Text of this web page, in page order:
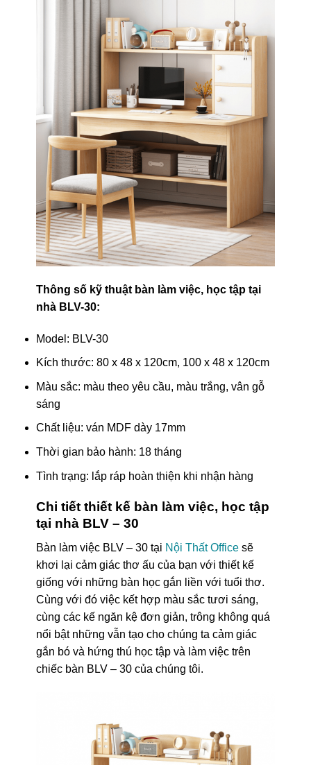
Thông số kỹ thuật bàn làm việc, học tập tại
nhà BLV-30:
Model: BLV-30
Kích thước: 80 x 48 x 120cm, 100 x 48 x 120cm
Màu sắc: màu theo yêu cầu, màu trắng, vân gỗ
sáng
Chất liệu: ván MDF dày 17mm
Thời gian bảo hành: 18 tháng
Tình trạng: lắp ráp hoàn thiện khi nhận hàng
Chi tiết thiết kế bàn làm việc, học tập
tại nhà BLV – 30
Bàn làm việc BLV – 30 tại Nội Thất Officesẽ
khơi lại cảm giác thơ ấu của bạn với thiết kế
giống với những bàn học gắn liền với tuổi thơ.
Cùng với đó việc kết hợp màu sắc tươi sáng,
cùng các kế ngăn kệ đơn giản, trông không quá
nổi bật những vẫn tạo cho chúng ta cảm giác
gắn bó và hứng thú học tập và làm việc trên
chiếc bàn BLV – 30 của chúng tôi.